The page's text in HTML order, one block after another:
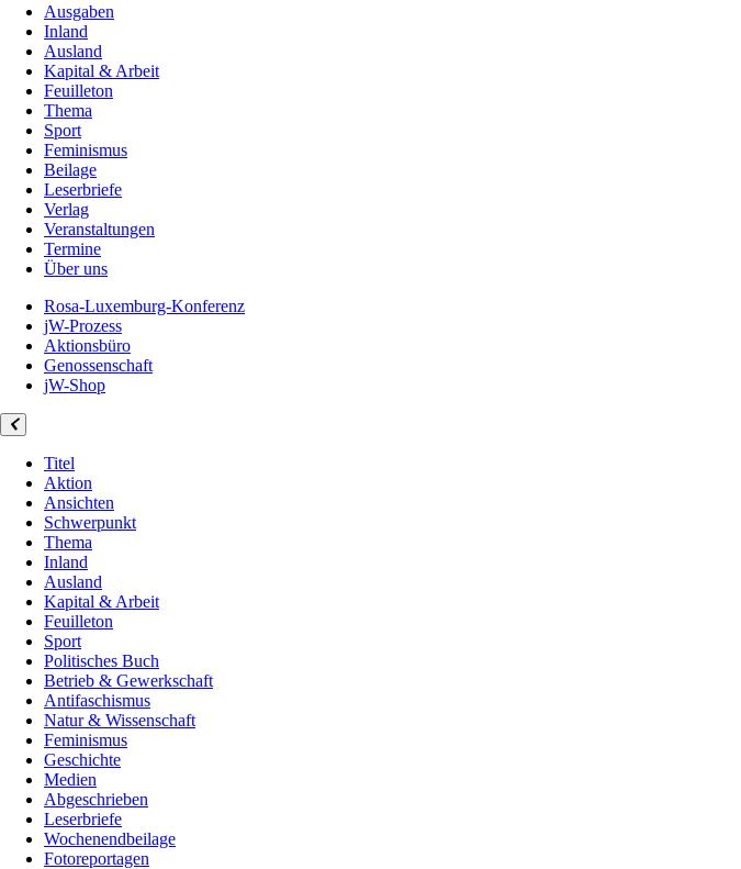
Ausgaben
Inland
Ausland
Kapital & Arbeit
Feuilleton
Thema
Sport
Feminismus
Beilage
Leserbriefe
Verlag
Veranstaltungen
Termine
Über uns
Rosa-Luxemburg-Konferenz
jW-Prozess
Aktionsbüro
Genossenschaft
jW-Shop
Titel
Aktion
Ansichten
Schwerpunkt
Thema
Inland
Ausland
Kapital & Arbeit
Feuilleton
Sport
Politisches Buch
Betrieb & Gewerkschaft
Antifaschismus
Natur & Wissenschaft
Feminismus
Geschichte
Medien
Abgeschrieben
Leserbriefe
Wochenendbeilage
Fotoreportagen